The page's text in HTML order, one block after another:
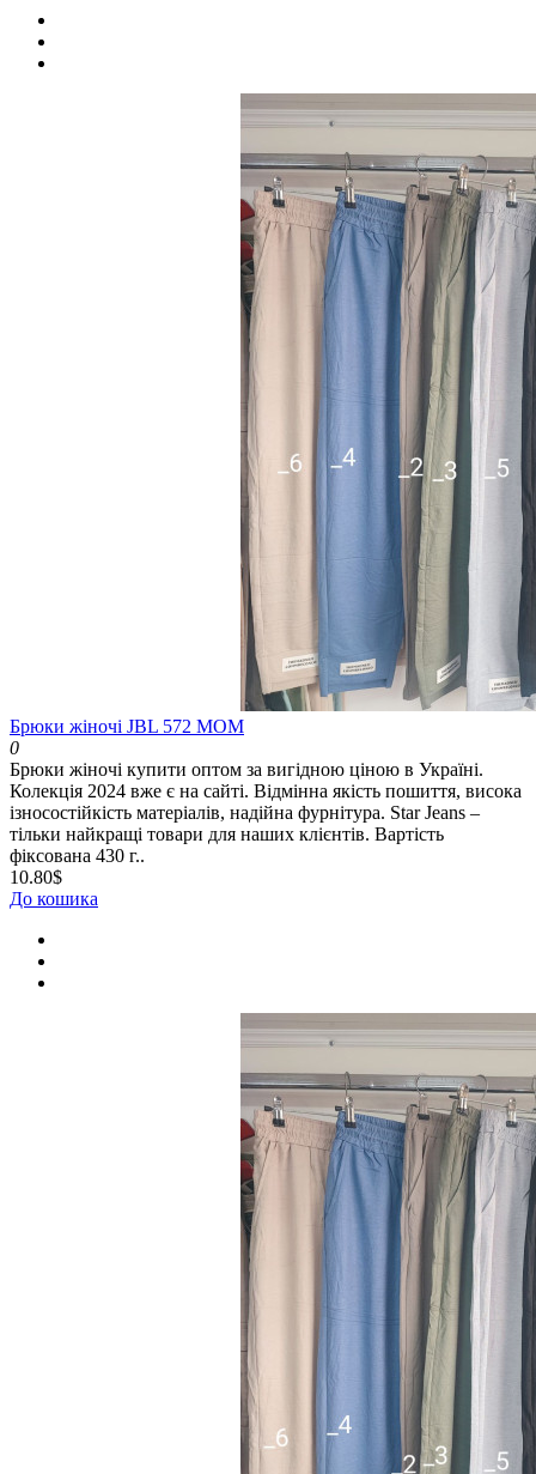
Брюки жіночі JBL 572 МОМ
0
Брюки жіночі купити оптом за вигідною ціною в Україні.
Колекція 2024 вже є на сайті. Відмінна якість пошиття, висока
ізносостійкість матеріалів, надійна фурнітура. Star Jeans –
тільки найкращі товари для наших клієнтів. Вартість
фіксована 430 г..
10.80$
До кошика